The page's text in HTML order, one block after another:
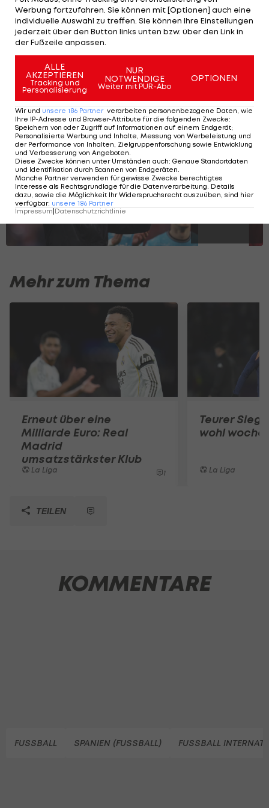
Girona zum Siegen
verdammt
Die beeindruckende Karriere des Xabi
Alonso
STARTEN
Mehr zum Thema
Erneut über eine
Milliarde Euro: Real
Madrid
umsatzstärkster Klub
La Liga 1
Teurer
wohl
La Liga
TEILEN
KOMMENTARE
FUSSBALL SPANIEN (FUSSBALL) FUSSBALL
Werbung fortzufahren. Sie können mit [Optionen] auch eine
individuelle Auswahl zu treffen. Sie können Ihre Einstellungen
jederzeit über den Button links unten bzw. über den Link in
der Fußzeile anpassen.
ALLE
AKZEPTIEREN
Tracking und
Personalisierung
NUR
NOTWENDIGE
Weiter mit PUR-Abo
OPTIONEN
Wir und unsere 186 Partner verarbeiten personenbezogene Daten, wie
Ihre IP-Adresse und Browser-Attribute für die folgenden Zwecke:
Speichern von oder Zugriff auf Informationen auf einem Endgerät;
Personalisierte Werbung und Inhalte, Messung von Werbeleistung und
der Performance von Inhalten, Zielgruppenforschung sowie Entwicklung
und Verbesserung von Angeboten
Diese Zwecke können unter Umständen auch: Genaue Standortdaten
und Identifikation durch Scannen von Endgeräten
Manche Partner verwenden für gewisse Zwecke berechtigtes
Interesse als Rechtsgrundlage für die Datenverarbeitung. Details
dazu, sowie die Möglichkeit Ihr Widerspruchsrecht auszuüben, sind hier
verfügbar: unsere 186 Partner
Impressum|Datenschutzrichtlinie